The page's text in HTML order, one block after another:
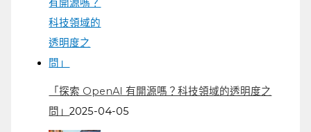
「探索 OpenAI 有開源嗎？科技領域的透明度之
問」2025-04-05